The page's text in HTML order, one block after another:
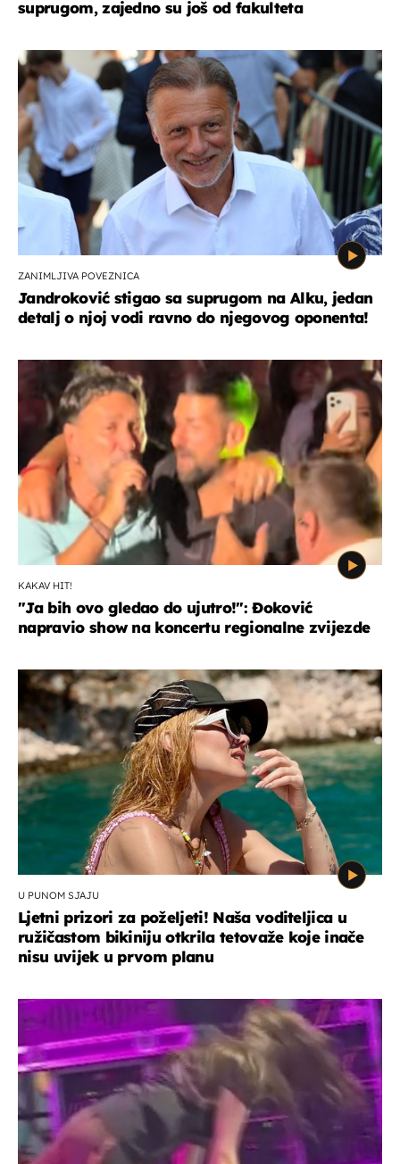
suprugom, zajedno su još od fakulteta
ZANIMLJIVA POVEZNICA
Jandroković stigao sa suprugom na Alku, jedan
detalj o njoj vodi ravno do njegovog oponenta!
KAKAV HIT!
"Ja bih ovo gledao do ujutro!": Đoković
napravio show na koncertu regionalne zvijezde
U PUNOM SJAJU
Ljetni prizori za poželjeti! Naša voditeljica u
ružičastom bikiniju otkrila tetovaže koje inače
nisu uvijek u prvom planu